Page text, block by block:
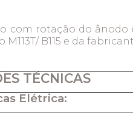
com rotação do
B115 e da
TÉCNICAS
Elétrica: